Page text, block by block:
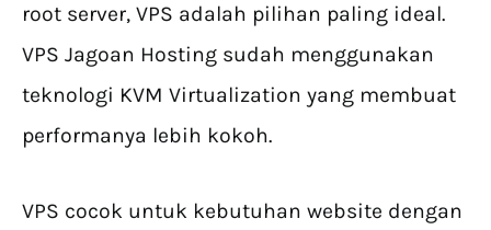
root server, VPS adalah pilihan paling ideal.
VPS Jagoan Hosting sudah menggunakan
teknologi KVM Virtualization yang membuat
performanya lebih kokoh.
VPS cocok untuk kebutuhan website dengan